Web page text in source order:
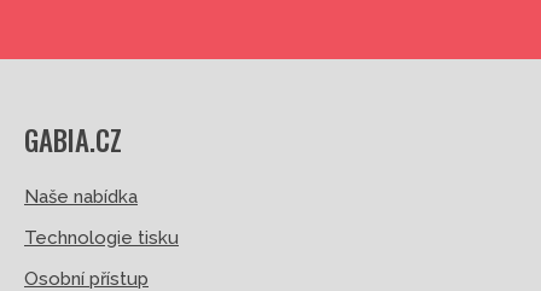
GABIA.CZ
Naše nabídka
Technologie tisku
Osobní přístup